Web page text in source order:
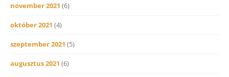
november 2021 (6)
október 2021 (4)
szeptember 2021 (5)
augusztus 2021 (6)